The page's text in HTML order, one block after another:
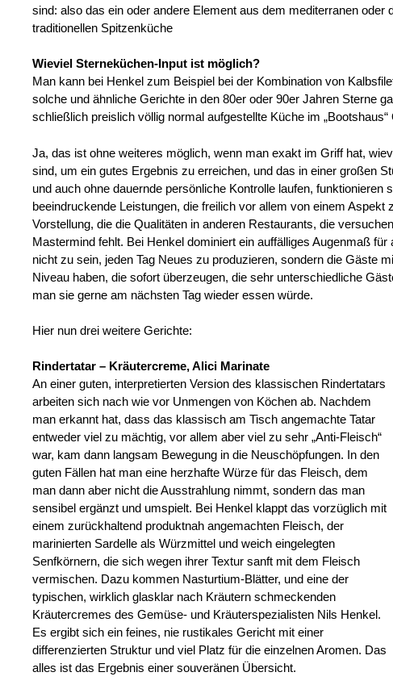
sind: also das ein oder andere Element aus dem mediterranen
traditionellen Spitzenküche
Wieviel Sterneküchen-Input ist möglich?
Man kann bei Henkel zum Beispiel bei der Kombination von
solche und ähnliche Gerichte in den 80er oder 90er Jahren Sterne
schließlich preislich völlig normal aufgestellte Küche im
Ja, das ist ohne weiteres möglich, wenn man exakt im Griff hat,
sind, um ein gutes Ergebnis zu erreichen, und das in einer großen
und auch ohne dauernde persönliche Kontrolle laufen,
beeindruckende Leistungen, die freilich vor allem von einem
Vorstellung, die die Qualitäten in anderen Restaurants, die
Mastermind fehlt. Bei Henkel dominiert ein auffälliges Augenmaß
nicht zu sein, jeden Tag Neues zu produzieren, sondern die Gäste
Niveau haben, die sofort überzeugen, die sehr unterschiedliche
man sie gerne am nächsten Tag wieder essen würde.
Hier nun drei weitere Gerichte:
Rindertatar – Kräutercreme, Alici Marinate
An einer guten, interpretierten Version des klassischen Rindertatars
arbeiten sich nach wie vor Unmengen von Köchen ab. Nachdem
man erkannt hat, dass das klassisch am Tisch angemachte Tatar
entweder viel zu mächtig, vor allem aber viel zu sehr „Anti-Fleisch“
war, kam dann langsam Bewegung in die Neuschöpfungen. In den
guten Fällen hat man eine herzhafte Würze für das Fleisch, dem
man dann aber nicht die Ausstrahlung nimmt, sondern das man
sensibel ergänzt und umspielt. Bei Henkel klappt das vorzüglich mit
einem zurückhaltend produktnah angemachten Fleisch, der
marinierten Sardelle als Würzmittel und weich eingelegten
Senfkörnern, die sich wegen ihrer Textur sanft mit dem Fleisch
vermischen. Dazu kommen Nasturtium-Blätter, und eine der
typischen, wirklich glasklar nach Kräutern schmeckenden
Kräutercremes des Gemüse- und Kräuterspezialisten Nils Henkel.
Es ergibt sich ein feines, nie rustikales Gericht mit einer
differenzierten Struktur und viel Platz für die einzelnen Aromen. Das
alles ist das Ergebnis einer souveränen Übersicht.